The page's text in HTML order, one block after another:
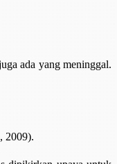
ada yang meninggal.
2009).